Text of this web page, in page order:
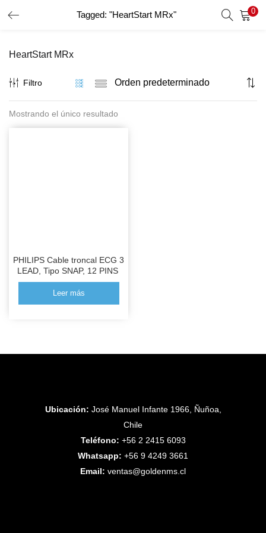
Tagged: "HeartStart MRx" 0
INICIO DE SESIÓN
Introduzca su nombre de usuario y contraseña para iniciar
Recordar Datos
HeartStart MRx
Filtro
Mostrando el único resultado
PHILIPS Cable troncal ECG 3
LEAD, Tipo SNAP, 12 PINS
Leer más
Ubicación: José Manuel Infante 1966, Ñuñoa,
Chile
Teléfono: +56 2 2415 6093
Whatsapp: +56 9 4249 3661
Email: ventas@goldenms.cl